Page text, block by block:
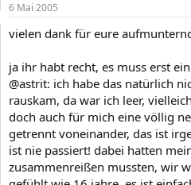
6 Mai 2005
vielen dank für eure
ja ihr habt recht, es muss erst
@astrit: ich habe das natürlich
rauskam, da war ich leer,
doch auch für mich eine völlig
getrennt voneinander, das ist
ist nie passiert! dabei hatten
zusammenreißen mussten, wir